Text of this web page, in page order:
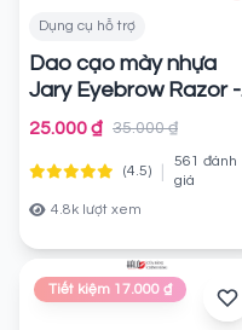
Dụng cụ hỗ trợ
Dao cạo mày nhựa
Jary Eyebrow Razor -
Set 3 cái - Er02
25.000 ₫ 35.000 ₫
(4.5)
561 đánh
giá
4.8k lượt xem
Tiết kiệm 17.000 ₫